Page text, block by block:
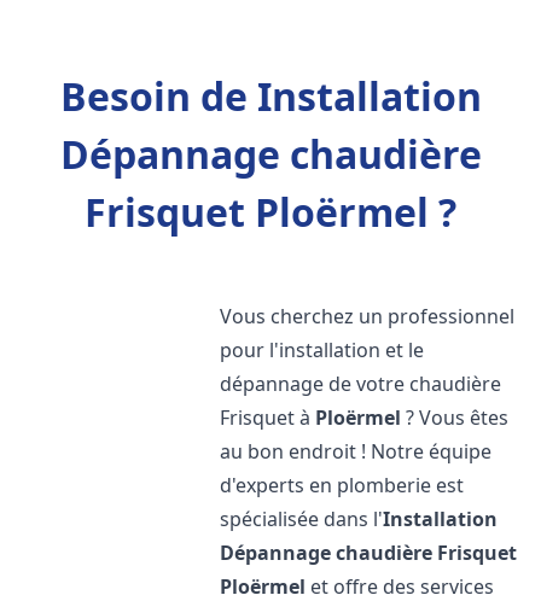
Besoin de Installation
Dépannage chaudière
Frisquet Ploërmel ?
Vous cherchez un professionnel
pour l'installation et le
dépannage de votre chaudière
Frisquet à Ploërmel ? Vous êtes
au bon endroit ! Notre équipe
d'experts en plomberie est
spécialisée dans l'Installation
Dépannage chaudière Frisquet
Ploërmel et offre des services